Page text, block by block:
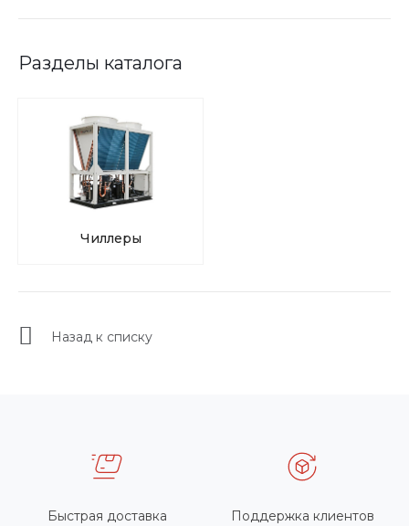
Разделы каталога
Чиллеры
Назад к списку
Быстрая доставка Поддержка клиентов